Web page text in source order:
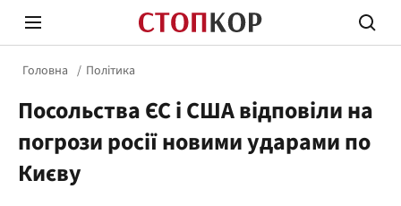
Головна Політика
Посольства ЄС і США відповіли на
погрози росії новими ударами по
Києву